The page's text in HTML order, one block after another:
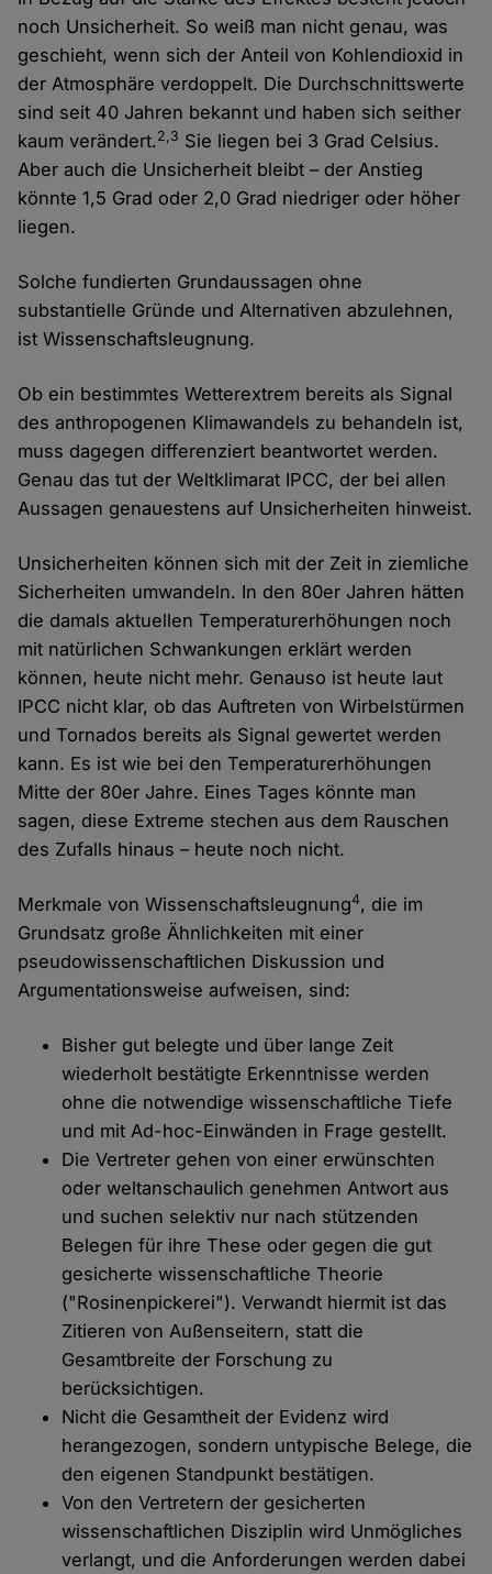
noch Unsicherheit. So weiß man nicht genau, was
geschieht, wenn sich der Anteil von Kohlendioxid in
der Atmosphäre verdoppelt. Die Durchschnittswerte
sind seit 40 Jahren bekannt und haben sich seither
kaum verändert.2,3 Sie liegen bei 3 Grad Celsius.
Aber auch die Unsicherheit bleibt – der Anstieg
könnte 1,5 Grad oder 2,0 Grad niedriger oder höher
liegen.
Solche fundierten Grundaussagen ohne
substantielle Gründe und Alternativen abzulehnen,
ist Wissenschaftsleugnung.
Ob ein bestimmtes Wetterextrem bereits als Signal
des anthropogenen Klimawandels zu behandeln ist,
muss dagegen differenziert beantwortet werden.
Genau das tut der Weltklimarat IPCC, der bei allen
Aussagen genauestens auf Unsicherheiten hinweist.
Unsicherheiten können sich mit der Zeit in ziemliche
Sicherheiten umwandeln. In den 80er Jahren hätten
die damals aktuellen Temperaturerhöhungen noch
mit natürlichen Schwankungen erklärt werden
können, heute nicht mehr. Genauso ist heute laut
IPCC nicht klar, ob das Auftreten von Wirbelstürmen
und Tornados bereits als Signal gewertet werden
kann. Es ist wie bei den Temperaturerhöhungen
Mitte der 80er Jahre. Eines Tages könnte man
sagen, diese Extreme stechen aus dem Rauschen
des Zufalls hinaus – heute noch nicht.
Merkmale von Wissenschaftsleugnung4, die im
Grundsatz große Ähnlichkeiten mit einer
pseudowissenschaftlichen Diskussion und
Argumentationsweise aufweisen, sind:
Bisher gut belegte und über lange Zeit
wiederholt bestätigte Erkenntnisse werden
ohne die notwendige wissenschaftliche Tiefe
und mit Ad-hoc-Einwänden in Frage gestellt.
Die Vertreter gehen von einer erwünschten
oder weltanschaulich genehmen Antwort aus
und suchen selektiv nur nach stützenden
Belegen für ihre These oder gegen die gut
gesicherte wissenschaftliche Theorie
("Rosinenpickerei"). Verwandt hiermit ist das
Zitieren von Außenseitern, statt die
Gesamtbreite der Forschung zu
berücksichtigen.
Nicht die Gesamtheit der Evidenz wird
herangezogen, sondern untypische Belege, die
den eigenen Standpunkt bestätigen.
Von den Vertretern der gesicherten
wissenschaftlichen Disziplin wird Unmögliches
verlangt, und die Anforderungen werden dabei